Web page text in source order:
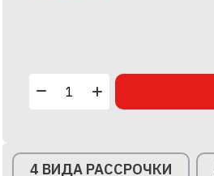
4 ВИДА РАССРОЧКИ